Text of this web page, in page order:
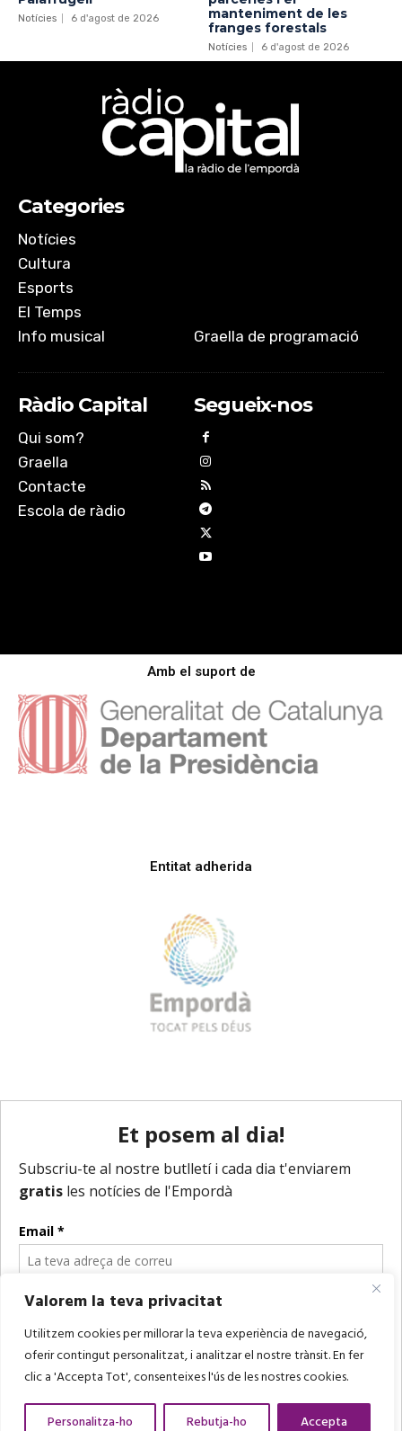
Valorem la teva privacitat
Utilitzem cookies per millorar la teva experiència de navegació,
oferir contingut personalitzat, i analitzar el nostre trànsit. En fer
clic a 'Accepta Tot', consenteixes l'ús de les nostres cookies.
Personalitza-ho Rebutja-ho Accepta
Notícies 6 d'agost de 2026
manteniment de les
franges forestals
Notícies 6 d'agost de 2026
Categories
Notícies
Cultura
Esports
El Temps
Info musical
Graella de programació
Ràdio Capital
Qui som?
Graella
Contacte
Escola de ràdio
Segueix-nos
Amb el suport de
Entitat adherida